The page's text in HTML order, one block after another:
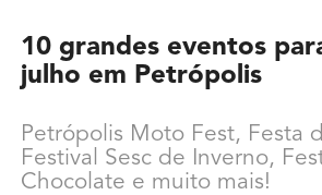
10 grandes eventos
julho em Petrópolis
Petrópolis Moto Fest, Festa
Festival Sesc de Inverno,
Chocolate e muito mais!